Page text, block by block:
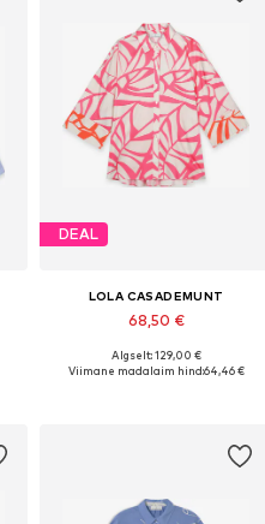
DEAL
LOLA CASADEMUNT
68,50 €
Algselt: 129,00 €
Viimane madalaim hind:64,46 €